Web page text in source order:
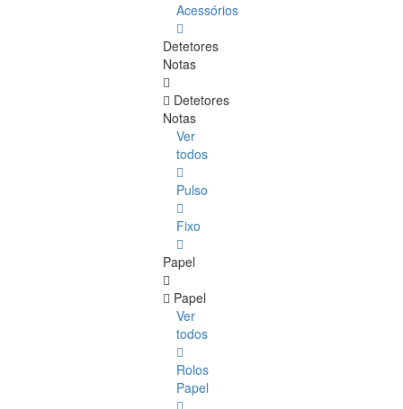
Acessórios
Detetores
Notas
Detetores
Notas
Ver
todos
Pulso
Fixo
Papel
Papel
Ver
todos
Rolos
Papel